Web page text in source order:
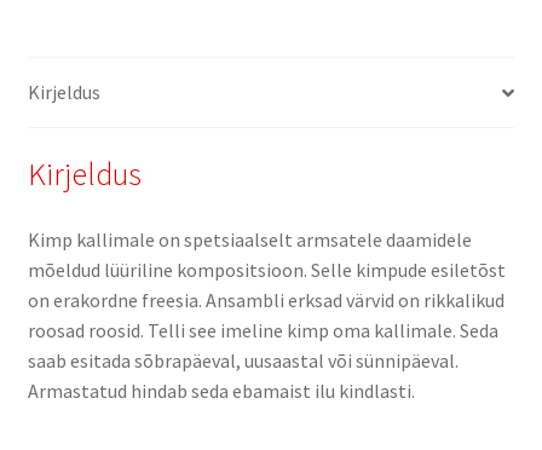
Kirjeldus
Kirjeldus
Kimp kallimale on spetsiaalselt armsatele daamidele
mõeldud lüüriline kompositsioon. Selle kimpude esiletõst
on erakordne freesia. Ansambli erksad värvid on rikkalikud
roosad roosid. Telli see imeline kimp oma kallimale. Seda
saab esitada sõbrapäeval, uusaastal või sünnipäeval.
Armastatud hindab seda ebamaist ilu kindlasti.